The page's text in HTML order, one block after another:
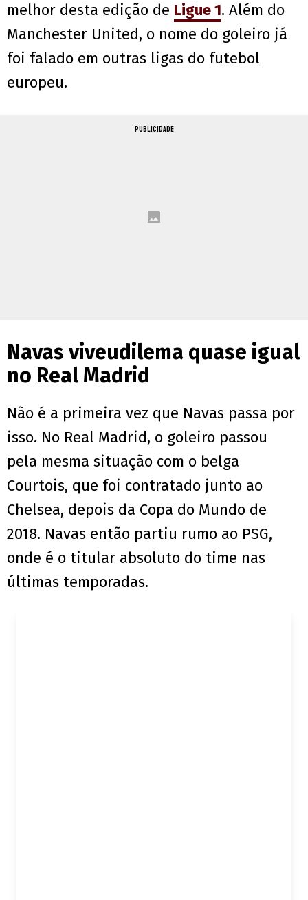
melhor desta edição de Ligue 1. Além do
Manchester United, o nome do goleiro já
foi falado em outras ligas do futebol
europeu.
PUBLICIDADE
Navas viveudilema quase igual
no Real Madrid
Não é a primeira vez que Navas passa por
isso. No Real Madrid, o goleiro passou
pela mesma situação com o belga
Courtois, que foi contratado junto ao
Chelsea, depois da Copa do Mundo de
2018. Navas então partiu rumo ao PSG,
onde é o titular absoluto do time nas
últimas temporadas.